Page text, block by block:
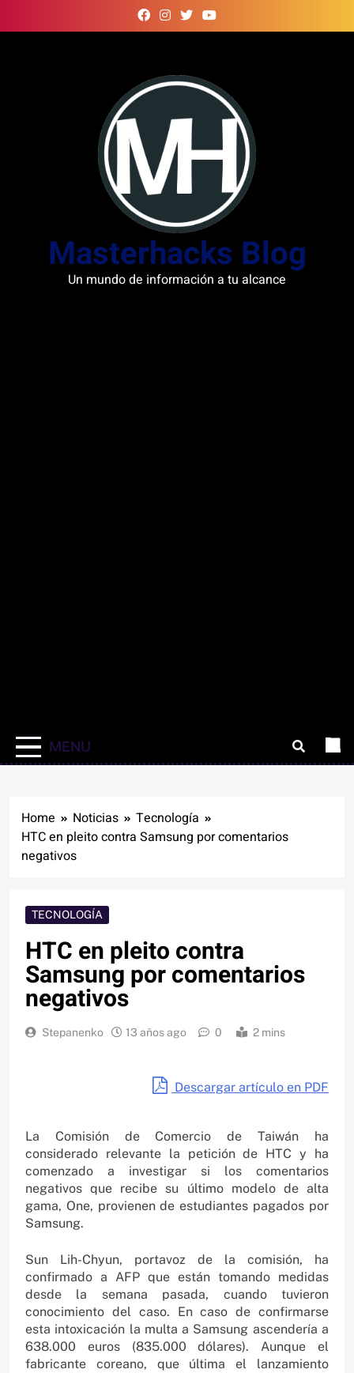
to
Masterhacks Blog
Un mundo de información a tu alcance
MENU
Home Noticias
Tecnología
HTC en pleito contra Samsung por comentarios
negativos
TECNOLOGÍA
HTC en pleito contra
Samsung por comentarios
negativos
Stepanenko 13 años ago 0 2 mins
Descargar artículo en PDF
La Comisión de Comercio de Taiwán ha
considerado relevante la petición de HTC y ha
comenzado a investigar si los comentarios
negativos que recibe su último modelo de alta
gama, One, provienen de estudiantes pagados por
Samsung.
Sun Lih-Chyun, portavoz de la comisión, ha
confirmado a AFP que están tomando medidas
desde la semana pasada, cuando tuvieron
conocimiento del caso. En caso de confirmarse
esta intoxicación la multa a Samsung ascendería a
638.000 euros (835.000 dólares). Aunque el
fabricante coreano, que última el lanzamiento